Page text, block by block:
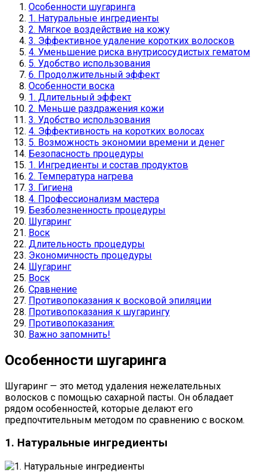
Особенности шугаринга
1. Натуральные ингредиенты
2. Мягкое воздействие на кожу
3. Эффективное удаление коротких волосков
4. Уменьшение риска внутрисосудистых гематом
5. Удобство использования
6. Продолжительный эффект
Особенности воска
1. Длительный эффект
2. Меньше раздражения кожи
3. Удобство использования
4. Эффективность на коротких волосах
5. Возможность экономии времени и денег
Безопасность процедуры
1. Ингредиенты и состав продуктов
2. Температура нагрева
3. Гигиена
4. Профессионализм мастера
Безболезненность процедуры
Шугаринг
Воск
Длительность процедуры
Экономичность процедуры
Шугаринг
Воск
Сравнение
Противопоказания к восковой эпиляции
Противопоказания к шугарингу
Противопоказания:
Важно запомнить!
Особенности шугаринга
Шугаринг — это метод удаления нежелательных
волосков с помощью сахарной пасты. Он обладает
рядом особенностей, которые делают его
предпочтительным методом по сравнению с воском.
1. Натуральные ингредиенты